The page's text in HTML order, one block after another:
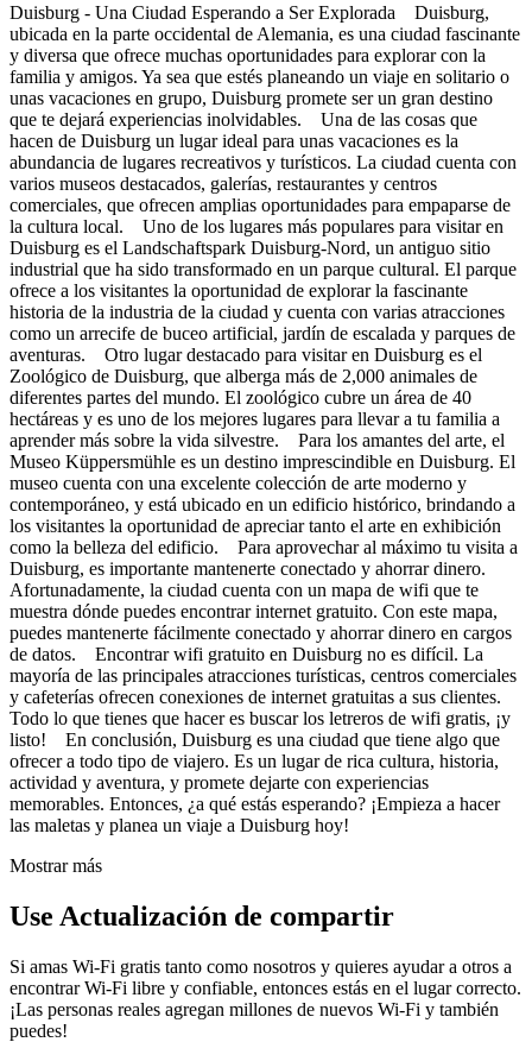
Duisburg - Una Ciudad Esperando a Ser Explorada Duisburg,
ubicada en la parte occidental de Alemania, es una ciudad fascinante
y diversa que ofrece muchas oportunidades para explorar con la
familia y amigos. Ya sea que estés planeando un viaje en solitario o
unas vacaciones en grupo, Duisburg promete ser un gran destino
que te dejará experiencias inolvidables. Una de las cosas que
hacen de Duisburg un lugar ideal para unas vacaciones es la
abundancia de lugares recreativos y turísticos. La ciudad cuenta con
varios museos destacados, galerías, restaurantes y centros
comerciales, que ofrecen amplias oportunidades para empaparse de
la cultura local. Uno de los lugares más populares para visitar en
Duisburg es el Landschaftspark Duisburg-Nord, un antiguo sitio
industrial que ha sido transformado en un parque cultural. El parque
ofrece a los visitantes la oportunidad de explorar la fascinante
historia de la industria de la ciudad y cuenta con varias atracciones
como un arrecife de buceo artificial, jardín de escalada y parques de
aventuras. Otro lugar destacado para visitar en Duisburg es el
Zoológico de Duisburg, que alberga más de 2,000 animales de
diferentes partes del mundo. El zoológico cubre un área de 40
hectáreas y es uno de los mejores lugares para llevar a tu familia a
aprender más sobre la vida silvestre. Para los amantes del arte, el
Museo Küppersmühle es un destino imprescindible en Duisburg. El
museo cuenta con una excelente colección de arte moderno y
contemporáneo, y está ubicado en un edificio histórico, brindando a
los visitantes la oportunidad de apreciar tanto el arte en exhibición
como la belleza del edificio. Para aprovechar al máximo tu visita a
Duisburg, es importante mantenerte conectado y ahorrar dinero.
Afortunadamente, la ciudad cuenta con un mapa de wifi que te
muestra dónde puedes encontrar internet gratuito. Con este mapa,
puedes mantenerte fácilmente conectado y ahorrar dinero en cargos
de datos. Encontrar wifi gratuito en Duisburg no es difícil. La
mayoría de las principales atracciones turísticas, centros comerciales
y cafeterías ofrecen conexiones de internet gratuitas a sus clientes.
Todo lo que tienes que hacer es buscar los letreros de wifi gratis, ¡y
listo! En conclusión, Duisburg es una ciudad que tiene algo que
ofrecer a todo tipo de viajero. Es un lugar de rica cultura, historia,
actividad y aventura, y promete dejarte con experiencias
memorables. Entonces, ¿a qué estás esperando? ¡Empieza a hacer
las maletas y planea un viaje a Duisburg hoy!
Mostrar más
Use Actualización de compartir
Si amas Wi-Fi gratis tanto como nosotros y quieres ayudar a otros a
encontrar Wi-Fi libre y confiable, entonces estás en el lugar correcto.
¡Las personas reales agregan millones de nuevos Wi-Fi y también
puedes!